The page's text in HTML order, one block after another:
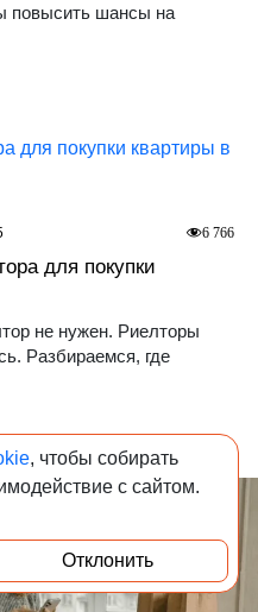
повысить шансы на
для покупки
не нужен. Риелторы
Разбираемся, где
6 766
, чтобы собирать
с сайтом.
Отклонить